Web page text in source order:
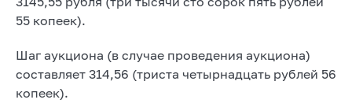
55 копеек).
Шаг аукциона (в случае проведения аукциона)
составляет 314,56 (триста четырнадцать рублей 56
копеек).